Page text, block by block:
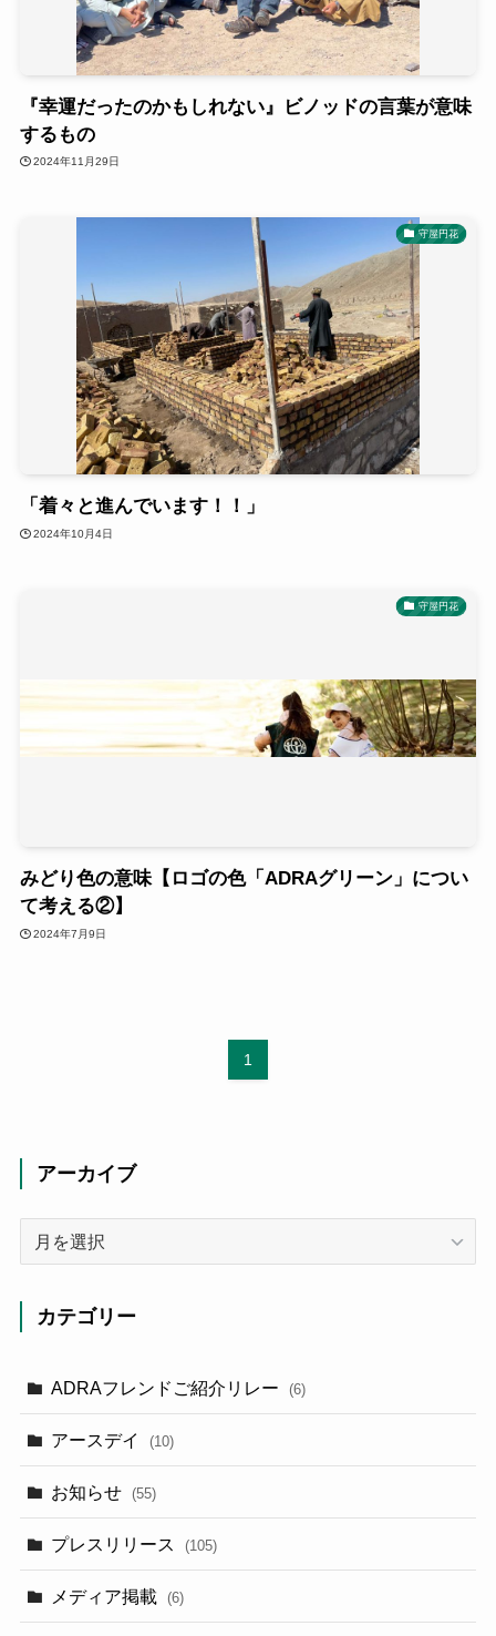
『幸運だったのかもしれない』ビノッドの言葉が意味
するもの
2024年11月29日
守屋円花
「着々と進んでいます！！」
2024年10月4日
守屋円花
みどり色の意味【ロゴの色「ADRAグリーン」につい
て考える②】
2024年7月9日
1
アーカイブ
カテゴリー
ADRAフレンドご紹介リレー (6)
アースデイ (10)
お知らせ (55)
プレスリリース (105)
メディア掲載 (6)